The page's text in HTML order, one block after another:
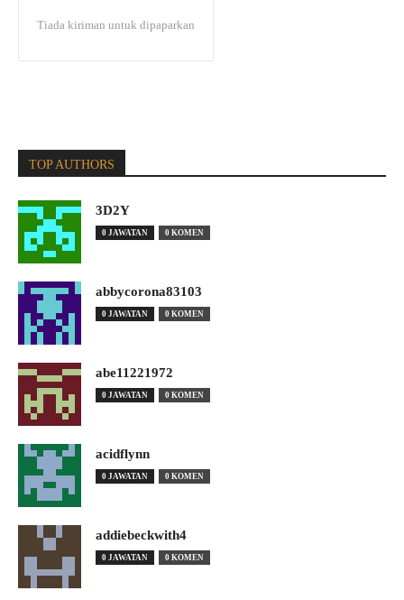
Tiada kiriman untuk dipaparkan
TOP AUTHORS
3D2Y
0 JAWATAN 0 KOMEN
abbycorona83103
0 JAWATAN 0 KOMEN
abe11221972
0 JAWATAN 0 KOMEN
acidflynn
0 JAWATAN 0 KOMEN
addiebeckwith4
0 JAWATAN 0 KOMEN